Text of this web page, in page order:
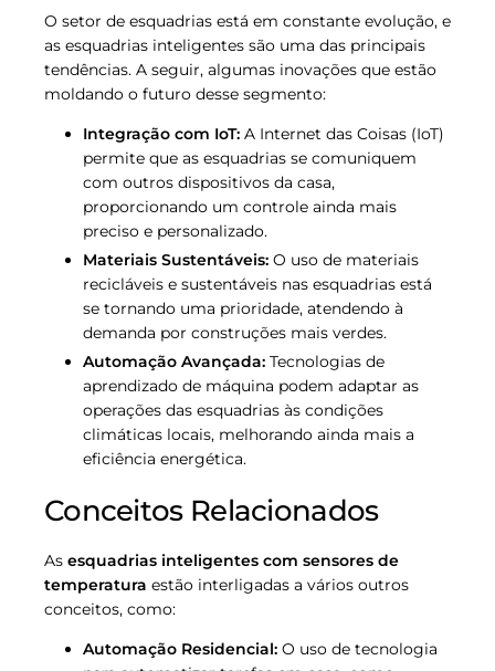
O setor de esquadrias está em constante evolução, e
as esquadrias inteligentes são uma das principais
tendências. A seguir, algumas inovações que estão
moldando o futuro desse segmento:
Integração com IoT: A Internet das Coisas (IoT)
permite que as esquadrias se comuniquem
com outros dispositivos da casa,
proporcionando um controle ainda mais
preciso e personalizado.
Materiais Sustentáveis: O uso de materiais
recicláveis e sustentáveis nas esquadrias está
se tornando uma prioridade, atendendo à
demanda por construções mais verdes.
Automação Avançada: Tecnologias de
aprendizado de máquina podem adaptar as
operações das esquadrias às condições
climáticas locais, melhorando ainda mais a
eficiência energética.
Conceitos Relacionados
As esquadrias inteligentes com sensores de
temperatura estão interligadas a vários outros
conceitos, como:
Automação Residencial: O uso de tecnologia